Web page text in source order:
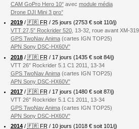
CAM GoPro Hero 10°avec module média
Drone DJI Mini 3 pro°
2019/ 🇫🇷 FR/ 25 jours (2753 € soit 110/j)
VTT 27,5″ Rockrider 520, 13-32, roue avant XM-
GPS TwoNav Anima(cartes IGN TOP25)
APN Sony DSC-HX60V°
2018/ 🇫🇷 FR / 17 jours (1435 € soit 84/j)
VTT 26″ Rockrider 5.1 C1 2011, 13-34
GPS TwoNav Anima(cartes IGN TOP25)
APN Sony DSC-HX60V°
2017/ 🇫🇷 FR / 17 jours (1480 € soit 87/j)
VTT 26″ Rockrider 5.1 C1 2011, 13-34
GPS TwoNav Anima(cartes IGN TOP25)
APN Sony DSC-HX60V°
2014/ 🇫🇷 FR/ 10 jours (1018 € soit 101/j)